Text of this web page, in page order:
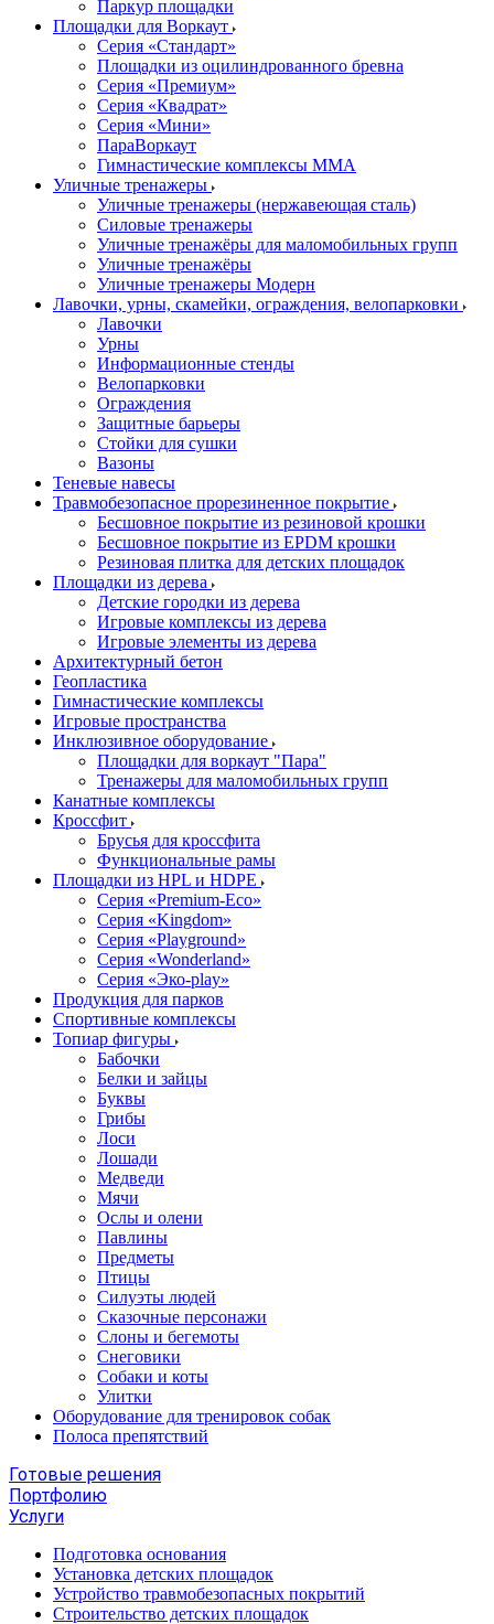
Паркур площадки
Площадки для Воркаут
Серия «Стандарт»
Площадки из оцилиндрованного бревна
Серия «Премиум»
Серия «Квадрат»
Серия «Мини»
ПараВоркаут
Гимнастические комплексы ММА
Уличные тренажеры
Уличные тренажеры (нержавеющая сталь)
Силовые тренажеры
Уличные тренажёры для маломобильных групп
Уличные тренажёры
Уличные тренажеры Модерн
Лавочки, урны, скамейки, ограждения, велопарковки
Лавочки
Урны
Информационные стенды
Велопарковки
Ограждения
Защитные барьеры
Стойки для сушки
Вазоны
Теневые навесы
Травмобезопасное прорезиненное покрытие
Бесшовное покрытие из резиновой крошки
Бесшовное покрытие из EPDM крошки
Резиновая плитка для детских площадок
Площадки из дерева
Детские городки из дерева
Игровые комплексы из дерева
Игровые элементы из дерева
Архитектурный бетон
Геопластика
Гимнастические комплексы
Игровые пространства
Инклюзивное оборудование
Площадки для воркаут "Пара"
Тренажеры для маломобильных групп
Канатные комплексы
Кроссфит
Брусья для кроссфита
Функциональные рамы
Площадки из HPL и HDPE
Серия «Premium-Eco»
Серия «Kingdom»
Серия «Playground»
Серия «Wonderland»
Серия «Эко-play»
Продукция для парков
Спортивные комплексы
Топиар фигуры
Бабочки
Белки и зайцы
Буквы
Грибы
Лоси
Лошади
Медведи
Мячи
Ослы и олени
Павлины
Предметы
Птицы
Силуэты людей
Сказочные персонажи
Слоны и бегемоты
Снеговики
Собаки и коты
Улитки
Оборудование для тренировок собак
Полоса препятствий
Готовые решения
Портфолию
Услуги
Подготовка основания
Установка детских площадок
Устройство травмобезопасных покрытий
Строительство детских площадок